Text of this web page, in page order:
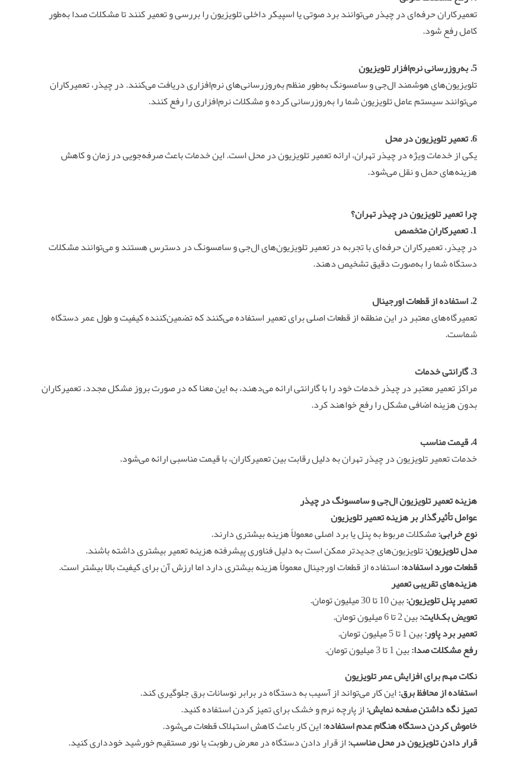
تعمیرکاران حرفه‌ای در چیذر می‌توانند برد صوتی یا اسپیکر داخلی تلویزیون را بررسی و تعمیر کنند تا مشکلات صدا به‌طور
کامل رفع شود.
5. به‌روزرسانی نرم‌افزار تلویزیون
تلویزیون‌های هوشمند ال‌جی و سامسونگ به‌طور منظم به‌روزرسانی‌های نرم‌افزاری دریافت می‌کنند. در چیذر، تعمیرکاران
می‌توانند سیستم عامل تلویزیون شما را به‌روزرسانی کرده و مشکلات نرم‌افزاری را رفع کنند.
6. تعمیر تلویزیون در محل
یکی از خدمات ویژه در چیذر تهران، ارائه تعمیر تلویزیون در محل است. این خدمات باعث صرفه‌جویی در زمان و کاهش
هزینه‌های حمل و نقل می‌شود.
چرا تعمیر تلویزیون در چیذر تهران؟
1. تعمیرکاران متخصص
در چیذر، تعمیرکاران حرفه‌ای با تجربه در تعمیر تلویزیون‌های ال‌جی و سامسونگ در دسترس هستند و می‌توانند مشکلات
دستگاه شما را به‌صورت دقیق تشخیص دهند.
2. استفاده از قطعات اورجینال
تعمیرگاه‌های معتبر در این منطقه از قطعات اصلی برای تعمیر استفاده می‌کنند که تضمین‌کننده کیفیت و طول عمر دستگاه
شماست.
3. گارانتی خدمات
مراکز تعمیر معتبر در چیذر خدمات خود را با گارانتی ارائه می‌دهند، به این معنا که در صورت بروز مشکل مجدد، تعمیرکاران
بدون هزینه اضافی مشکل را رفع خواهند کرد.
4. قیمت مناسب
خدمات تعمیر تلویزیون در چیذر تهران به دلیل رقابت بین تعمیرکاران، با قیمت مناسبی ارائه می‌شود.
هزینهتعمیر تلویزیون ال‌جی و سامسونگ در چیذر
عوامل تأثیرگذار بر هزینهتعمیر تلویزیون
نوع خرابی:مشکلات مربوط به پنل یا برد اصلی معمولاً هزینه بیشتری دارند.
مدل تلویزیون:تلویزیون‌های جدیدتر ممکن است به دلیل فناوری پیشرفته هزینه تعمیر بیشتری داشته باشند.
قطعات مورد استفاده:استفاده از قطعات اورجینال معمولاً هزینه بیشتری دارد اما ارزش آن برای کیفیت بالا بیشتر است.
هزینه‌های تقریبی تعمیر
تعمیر پنل تلویزیون:بین 10 تا 30 میلیون تومان.
تعویض بک‌لایت:بین 2 تا 6 میلیون تومان.
تعمیر برد پاور:بین 1 تا 5 میلیون تومان.
رفع مشکلات صدا:بین 1 تا 3 میلیون تومان.
نکات مهم برای افزایش عمر تلویزیون
استفاده از محافظ برق:این کار می‌تواند از آسیب به دستگاه در برابر نوسانات برق جلوگیری کند.
تمیز نگه داشتن صفحه نمایش:از پارچه نرم و خشک برای تمیز کردن استفاده کنید.
خاموش کردن دستگاه هنگام عدم استفاده:این کار باعث کاهش استهلاک قطعات می‌شود.
قرار دادن تلویزیون در محل مناسب:از قرار دادن دستگاه در معرض رطوبت یا نور مستقیم خورشید خودداری کنید.